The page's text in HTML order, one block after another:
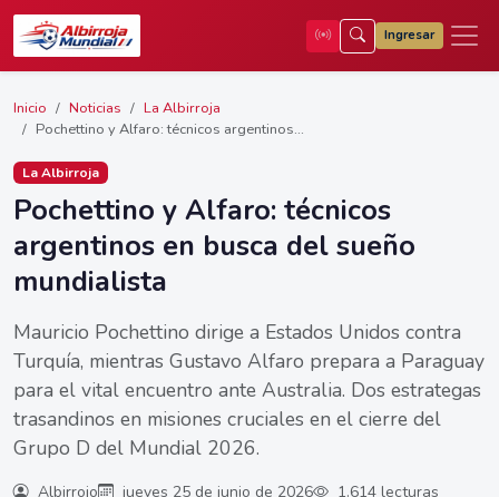
Ingresar
Inicio Noticias
La Albirroja
Pochettino y Alfaro: técnicos argentinos...
La Albirroja
Pochettino y Alfaro: técnicos
argentinos en busca del sueño
mundialista
Mauricio Pochettino dirige a Estados Unidos contra
Turquía, mientras Gustavo Alfaro prepara a Paraguay
para el vital encuentro ante Australia. Dos estrategas
trasandinos en misiones cruciales en el cierre del
Grupo D del Mundial 2026.
Albirrojo jueves 25 de junio de 2026 1.614 lecturas